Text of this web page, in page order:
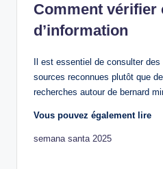
Comment vérifier
d’information
Il est essentiel de consulter
sources reconnues plutôt que
recherches autour de bernard
Vous pouvez également lire
semana santa 2025